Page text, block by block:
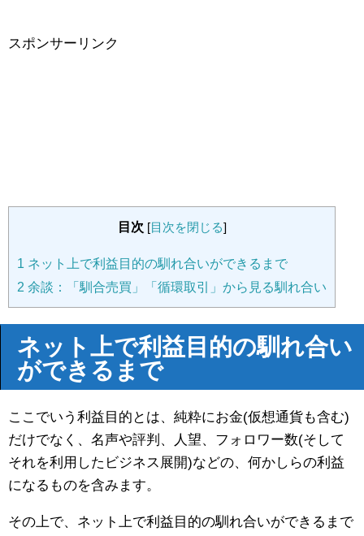
スポンサーリンク
目次 [目次を閉じる]
1 ネット上で利益目的の馴れ合いができるまで
2 余談：「馴合売買」「循環取引」から見る馴れ合い
ネット上で利益目的の馴れ合い
ができるまで
ここでいう利益目的とは、純粋にお金(仮想通貨も含む)
だけでなく、名声や評判、人望、フォロワー数(そして
それを利用したビジネス展開)などの、何かしらの利益
になるものを含みます。
その上で、ネット上で利益目的の馴れ合いができるまで